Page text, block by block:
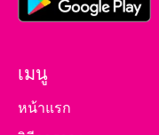
เมนู
หน้าแรก